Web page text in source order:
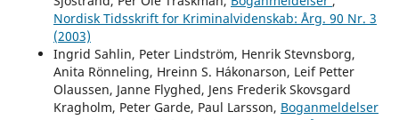
Nordisk Tidsskrift for Kriminalvidenskab: Årg. 90 Nr. 3
(2003)
Ingrid Sahlin, Peter Lindström, Henrik Stevnsborg,
Anita Rönneling, Hreinn S. Hákonarson, Leif Petter
Olaussen, Janne Flyghed, Jens Frederik Skovsgard
Kragholm, Peter Garde, Paul Larsson, Boganmeldelser